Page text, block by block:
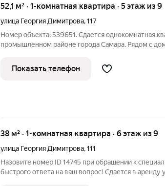
52,1 м² · 1-комнатная квартира · 5 этаж из 9
улица Георгия Димитрова,117
Номер объекта: 539651. Сдается однокомнатная
промышленном районе города Самара. Рядом с
Светлячок и частный детский сад Радуга, а также
вы планируете расширение семьи
Показать телефон
38 м² · 1-комнатная квартира · 6 этаж из 9
улица Георгия Димитрова,111
Назовите номер ID 14745 при обращении к
быстрого ответа на ваш вопрос! Сдается в аренду